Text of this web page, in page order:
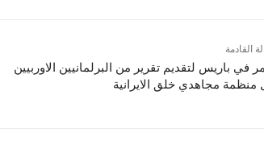
القادمة
في باريس لتقديم تقرير من البرلمانيين الاوربيين
مجاهدي خلق الايرانية